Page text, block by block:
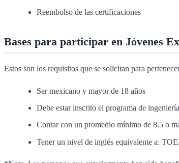
Reembolso de las certificaciones
Bases para participar en Jóvenes
Estos son los requisitos que se solicitan para
Ser mexicano y mayor de 18 años
Debe estar inscrito el programa de
Contar con un promedio mínimo de 8.5 o
Tener un nivel de inglés equivalente a: